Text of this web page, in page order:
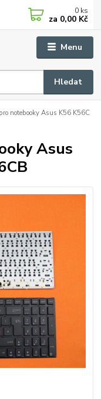
Menu
Hledat
0 ks
za 0,00 Kč
notebooky Asus K56 K56C
Asus